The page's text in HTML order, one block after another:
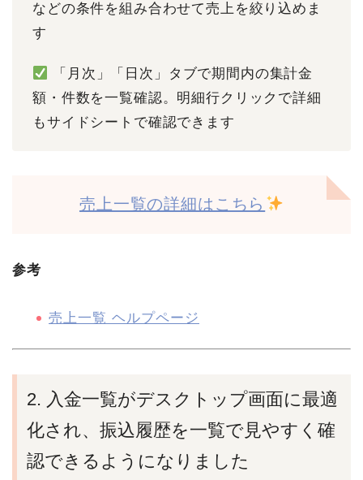
などの条件を組み合わせて売上を絞り込めま
す
「月次」「日次」タブで期間内の集計金
額・件数を一覧確認。明細行クリックで詳細
もサイドシートで確認できます
売上一覧の詳細はこちら
参考
売上一覧 ヘルプページ
2. 入金一覧がデスクトップ画面に最適
化され、振込履歴を一覧で見やすく確
認できるようになりました